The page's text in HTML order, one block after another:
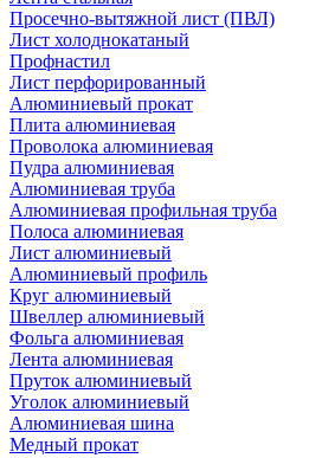
Просечно-вытяжной лист (ПВЛ)
Лист холоднокатаный
Профнастил
Лист перфорированный
Алюминиевый прокат
Плита алюминиевая
Проволока алюминиевая
Пудра алюминиевая
Алюминиевая труба
Алюминиевая профильная труба
Полоса алюминиевая
Лист алюминиевый
Алюминиевый профиль
Круг алюминиевый
Швеллер алюминиевый
Фольга алюминиевая
Лента алюминиевая
Пруток алюминиевый
Уголок алюминиевый
Алюминиевая шина
Медный прокат